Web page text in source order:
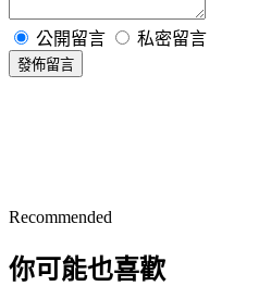
公開留言 私密留言
發佈留言
Recommended
你可能也喜歡